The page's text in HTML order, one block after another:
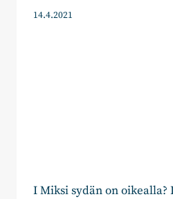
14.4.2021
I Miksi sydän on oikealla?